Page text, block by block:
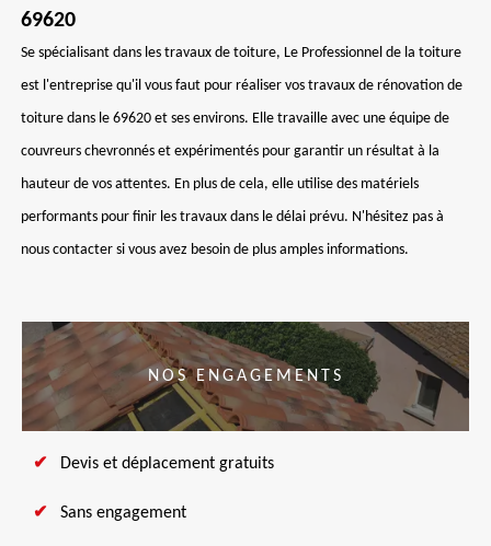
69620
Se spécialisant dans les travaux de toiture, Le Professionnel de la toiture
est l'entreprise qu'il vous faut pour réaliser vos travaux de rénovation de
toiture dans le 69620 et ses environs. Elle travaille avec une équipe de
couvreurs chevronnés et expérimentés pour garantir un résultat à la
hauteur de vos attentes. En plus de cela, elle utilise des matériels
performants pour finir les travaux dans le délai prévu. N'hésitez pas à
nous contacter si vous avez besoin de plus amples informations.
NOS ENGAGEMENTS
Devis et déplacement gratuits
Sans engagement